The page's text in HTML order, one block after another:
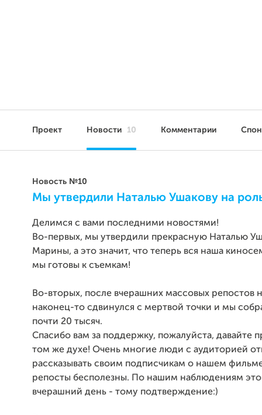
Проект Новости 10 Комментарии
Новость №10
Мы утвердили Наталью Ушакову на
Делимся с вами последними новостями!
Во-первых, мы утвердили прекрасную Наталью
Марины, а это значит, что теперь вся наша
мы готовы к съемкам!
Во-вторых, после вчерашних массовых репостов
наконец-то сдвинулся с мертвой точки и мы
почти 20 тысяч.
Спасибо вам за поддержку, пожалуйста, давайте
том же духе! Очень многие люди с аудиторией
рассказывать своим подписчикам о нашем
репосты бесполезны. По нашим наблюдениям это
вчерашний день - тому подтверждение:)